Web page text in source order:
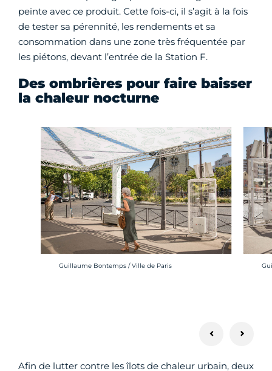
peinte avec ce produit. Cette fois-ci, il s’agit à la fois
de tester sa pérennité, les rendements et sa
consommation dans une zone très fréquentée par
les piétons, devant l’entrée de la Station F.
Des ombrières pour faire baisser
la chaleur nocturne
Crédit photo :
Guillaume Bontemps / Ville de Paris
Afin de lutter contre les îlots de chaleur urbain, deux